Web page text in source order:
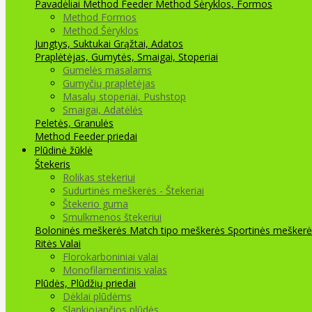
Pavadėliai Method Feeder Method Šėryklos, Formos
Method Formos
Method Šėryklos
Jungtys, Suktukai Grąžtai, Adatos
Praplėtėjas, Gumytės, Smaigai, Stoperiai
Gumelės masalams
Gumyčių prapletėjas
Masalų stoperiai, Pushstop
Smaigai, Adatėlės
Peletės, Granulės
Method Feeder priedai
Plūdinė žūklė
Štekeris
Rolikas stekeriui
Sudurtinės meškerės - Štekeriai
Štekerio guma
Smulkmenos štekeriui
Boloninės meškerės Match tipo meškerės Sportinės
Ritės Valai
Florokarboniniai valai
Monofilamentinis valas
Plūdės, Plūdžių priedai
Dėklai plūdėms
Slankiojančios plūdės